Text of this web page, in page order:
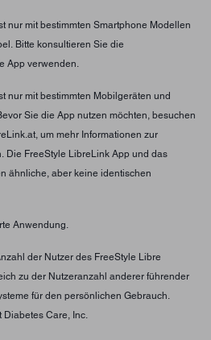
nur mit bestimmten Smartphone Modellen
Bitte konsultieren Sie die
App verwenden.
nur mit bestimmten Mobilgeräten und
Sie die App nutzen möchten, besuchen
um mehr Informationen zur
Die FreeStyle LibreLink App und das
ähnliche, aber keine identischen
Anwendung.
der Nutzer des FreeStyle Libre
zu der Nutzeranzahl anderer führender
für den persönlichen Gebrauch.
Diabetes Care, Inc.